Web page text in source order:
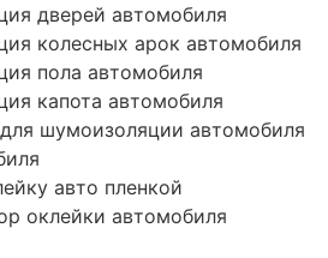
дверей автомобиля
колесных арок автомобиля
пола автомобиля
капота автомобиля
шумоизоляции автомобиля
авто пленкой
оклейки автомобиля